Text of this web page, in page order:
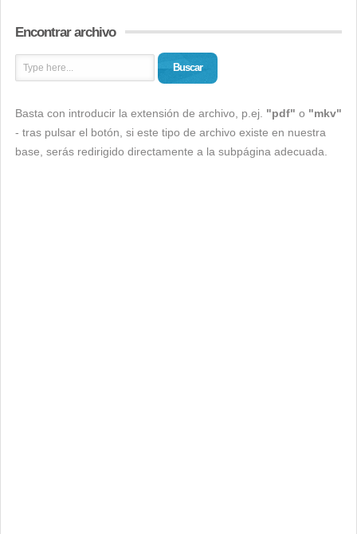
Encontrar archivo
Buscar
Basta con introducir la extensión de archivo, p.ej. "pdf" o "mkv"
- tras pulsar el botón, si este tipo de archivo existe en nuestra
base, serás redirigido directamente a la subpágina adecuada.